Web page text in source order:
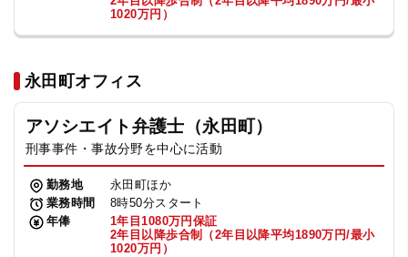
1020万円）
永田町オフィス
アソシエイト弁護士（永田町）
刑事事件・事故分野を中心に活動
勤務地
永田町ほか
業務時間
8時50分スタート
年俸
1年目1080万円保証
2年目以降歩合制（2年目以降平均1890万円/最小
1020万円）